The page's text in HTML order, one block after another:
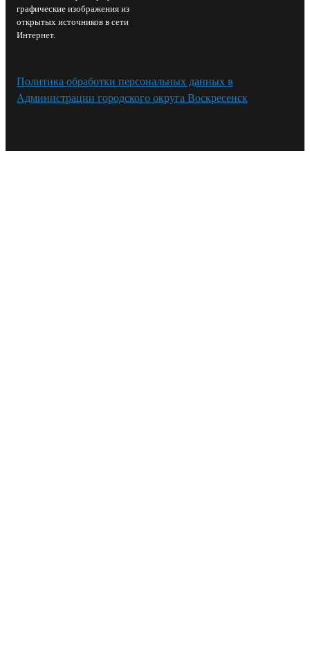
графические изображения из
открытых источников в сети
Интернет.
Политика обработки персональных данных в
Администрации городского округа Воскресенск